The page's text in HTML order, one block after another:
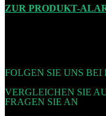
ZUR PRODUKT-
FOLGEN SIE UNS
VERGLEICHEN SIE
FRAGEN SIE AN